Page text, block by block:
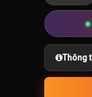
Thông